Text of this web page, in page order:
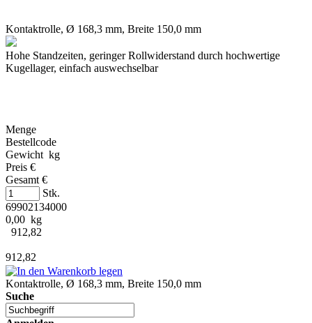
Kontaktrolle, Ø 168,3 mm, Breite 150,0 mm
Hohe Standzeiten, geringer Rollwiderstand durch hochwertige
Kugellager, einfach auswechselbar
Menge
Bestellcode
Gewicht kg
Preis €
Gesamt €
Stk.
69902134000
0,00 kg
912,82
912,82
Kontaktrolle, Ø 168,3 mm, Breite 150,0 mm
Suche